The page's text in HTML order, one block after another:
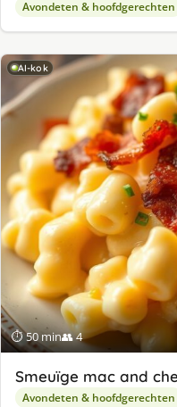
Avondeten & hoofdgerechten
AI-kok
⏱ 50 min👥 4
Smeuïge mac and
Avondeten & hoofdgerechten